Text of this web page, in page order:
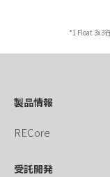
*1 Float 3x3
製品情報
RECore
受託開発